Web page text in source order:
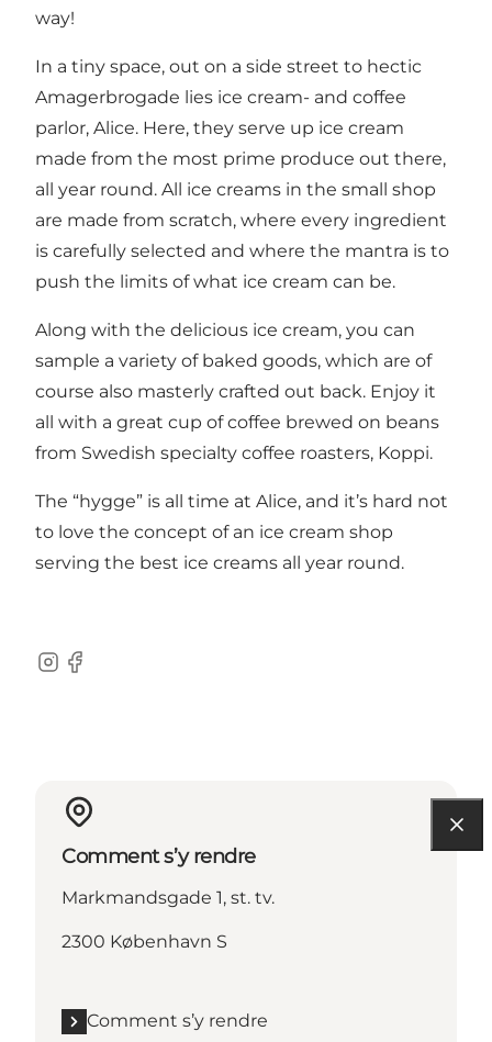
way!
In a tiny space, out on a side street to hectic
Amagerbrogade lies ice cream- and coffee
parlor, Alice. Here, they serve up ice cream
made from the most prime produce out there,
all year round. All ice creams in the small shop
are made from scratch, where every ingredient
is carefully selected and where the mantra is to
push the limits of what ice cream can be.
Along with the delicious ice cream, you can
sample a variety of baked goods, which are of
course also masterly crafted out back. Enjoy it
all with a great cup of coffee brewed on beans
from Swedish specialty coffee roasters, Koppi.
The “hygge” is all time at Alice, and it’s hard not
to love the concept of an ice cream shop
serving the best ice creams all year round.
Instagram
Facebook
Comment s’y rendre
Markmandsgade 1, st. tv.
2300 København S
Comment s’y rendre